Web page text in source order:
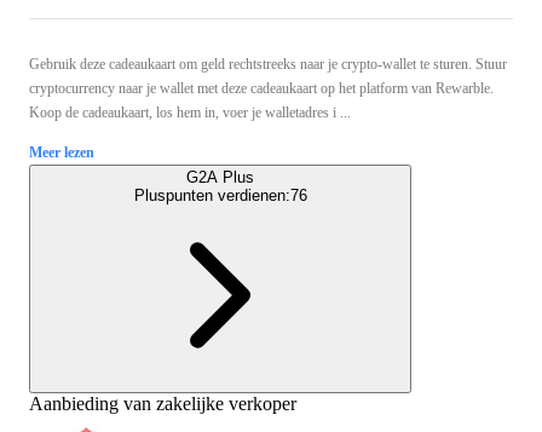
Gebruik deze cadeaukaart om geld rechtstreeks naar je crypto-wallet te sturen. Stuur
cryptocurrency naar je wallet met deze cadeaukaart op het platform van Rewarble.
Koop de cadeaukaart, los hem in, voer je walletadres i ...
Meer lezen
G2A Plus
Pluspunten verdienen:76
Aanbieding van zakelijke verkoper